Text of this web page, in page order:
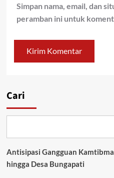
Simpan nama, email, dan
peramban ini untuk
Cari
Antisipasi Gangguan
hingga Desa Bungapati